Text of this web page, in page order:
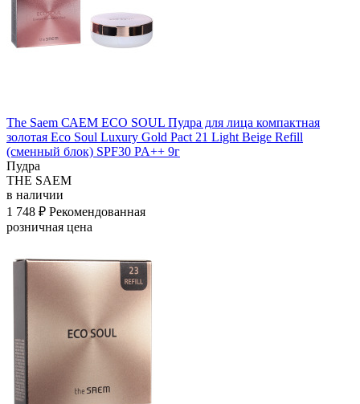
The Saem САЕМ ECO SOUL Пудра для лица компактная
золотая Eco Soul Luxury Gold Pact 21 Light Beige Refill
(сменный блок) SPF30 PA++ 9г
Пудра
THE SAEM
в наличии
1 748 ₽ Рекомендованная
розничная цена